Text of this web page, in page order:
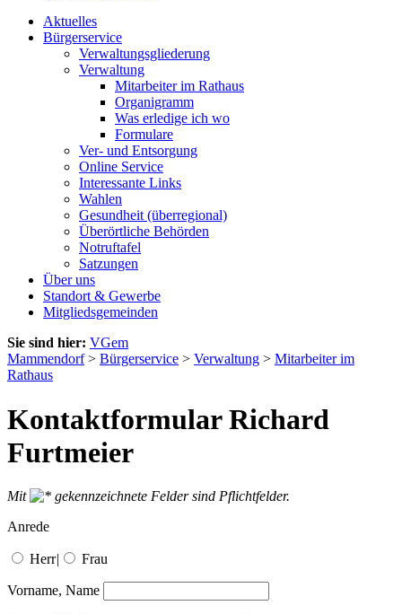
Aktuelles
Bürgerservice
Verwaltungsgliederung
Verwaltung
Mitarbeiter im Rathaus
Organigramm
Was erledige ich wo
Formulare
Ver- und Entsorgung
Online Service
Interessante Links
Wahlen
Gesundheit (überregional)
Überörtliche Behörden
Notruftafel
Satzungen
Über uns
Standort & Gewerbe
Mitgliedsgemeinden
Sie sind hier: VGem
Mammendorf> Bürgerservice > Verwaltung > Mitarbeiter im
Rathaus
Kontaktformular Richard
Furtmeier
Mit
gekennzeichnete Felder sind Pflichtfelder.
Anrede
Herr| Frau
Vorname, Name